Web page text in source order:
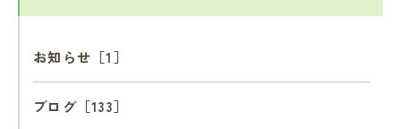
お知らせ［1］
ブログ［133］